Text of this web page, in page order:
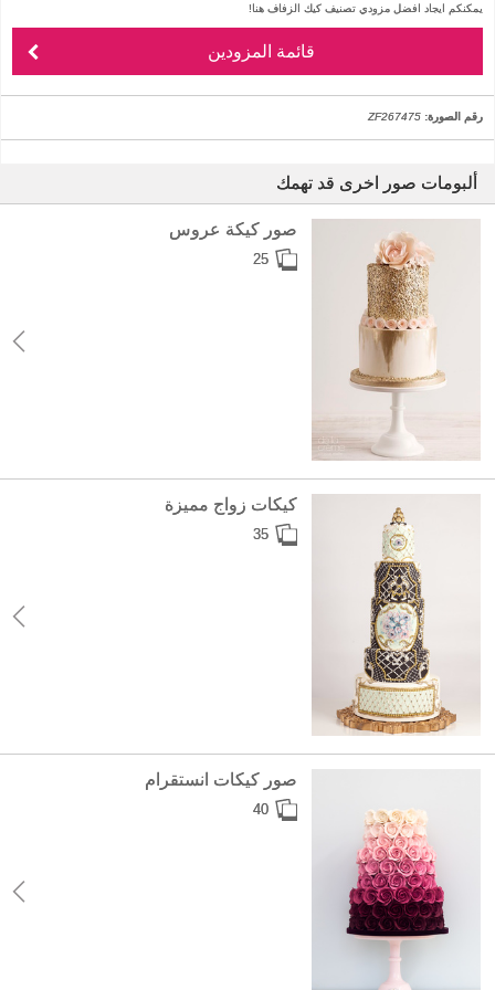
يمكنكم ايجاد افضل مزودي تصنيف كيك الزفاف هنا!
قائمة المزودين
رقم الصورة: ZF267475
ألبومات صور اخرى قد تهمك
صور كيكة عروس
25
كيكات زواج مميزة
35
صور كيكات انستقرام
40